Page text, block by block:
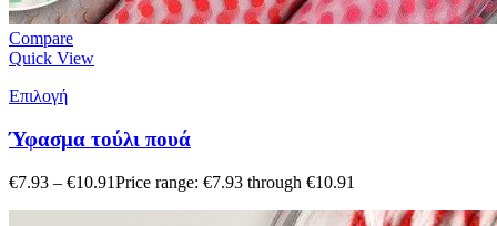
Compare
Quick View
Επιλογή
Ύφασμα τούλι πουά
€7.93 – €10.91Price range: €7.93 through €10.91